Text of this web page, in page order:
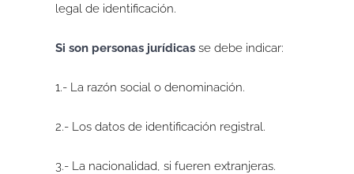
legal de identificación.
Si son personas jurídicas se debe indicar:
1.- La razón social o denominación.
2.- Los datos de identificación registral.
3.- La nacionalidad, si fueren extranjeras.